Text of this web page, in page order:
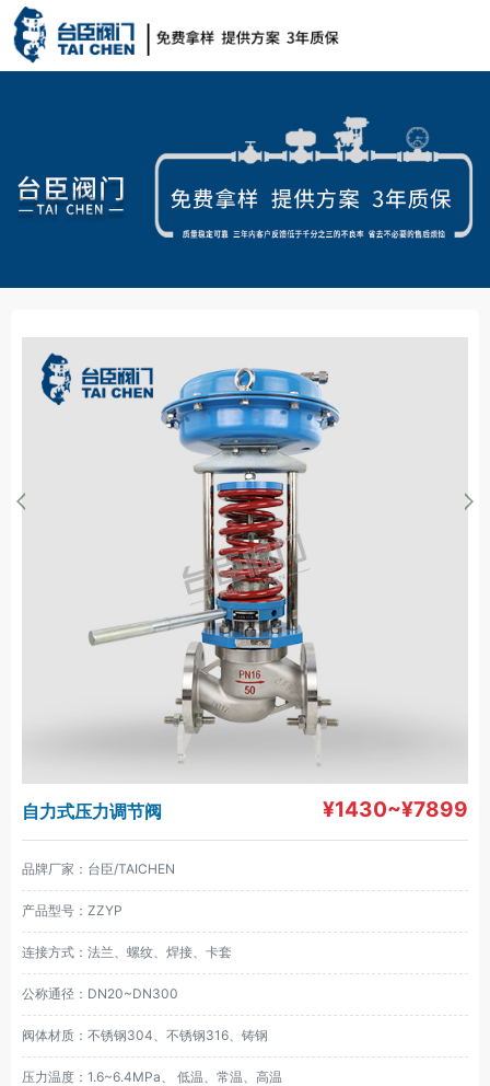
自力式压力调节阀 ¥1430~¥7899
品牌厂家：台臣/TAICHEN
产品型号：ZZYP
连接方式：法兰、螺纹、焊接、卡套
公称通径：DN20~DN300
阀体材质：不锈钢304、不锈钢316、铸钢
压力温度：1.6~6.4MPa、 低温、常温、高温